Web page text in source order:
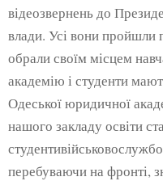
відеозвернень до
влади. Усі вони пройшли
обрали своїм місцем
академію і студенти
Одеської юридичної
нашого закладу освіти
перебуваючи на фронті,